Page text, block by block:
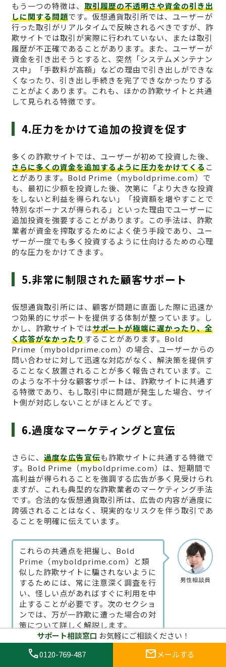
もう一つの特徴は、 取引履歴の不透明さや資金の引き出
しに関する問題です。仮想通貨取引所では、ユーザーが
行った取引がリアルタイムで反映されるべきですが、詐
欺サイトでは取引が実際に行われていない、または取引
履歴が不正確であることがあります。また、ユーザーが
資金を引き出そうとすると、突然「システムメンテナン
ス中」「手数料が高額」などの理由で引き出しができな
くなったり、引き出し手続きを完了できなかったりする
ことがよくあります。これも、ほかの詐欺サイトと共通
して見られる特徴です。
4.圧力をかけて追加の投資を促す
多くの詐欺サイトでは、ユーザーが初めて投資した後、
さらに多くの資金を追加するように圧力をかけてくるこ
とがあります。Bold Prime（myboldprime.com）で
も、最初に少額を投資した後、次第に「より大きな投資
をしないと利益を得られない」「投資額を増やすことで
特別なボーナスが得られる」といった理由でユーザーに
追加投資を強要することがあります。この手法は、詐欺
業者が資金を搾取するためによく使う手段であり、ユー
ザーが一度でも多く投資するように仕向けるための心理
的な圧力をかけてきます。
5.非常に制限された顧客サポート
仮想通貨取引所には、顧客が問題に直面した際に迅速か
つ効果的にサポートを提供する体制が整っています。し
かし、詐欺サイトではサポートが極端に遅かったり、全
く応答がなかったりすることがあります。Bold
Prime（myboldprime.com）の場合、ユーザーからの
問い合わせに対して迅速な対応がなく、解決策を提供す
ることなく放置されることが多く報告されています。こ
のような不十分な顧客サポートは、詐欺サイトに共通す
る特徴であり、もし取引中に問題が発生した場合、サイ
ト側が対応しないことがほとんどです。
6.過度なマーケティングと宣伝
さらに、 過度な広告宣伝も詐欺サイトに共通する特徴で
す。Bold Prime（myboldprime.com）は、短期間で
高利益が得られることを強調する広告が多く見受けられ
ますが、これも典型的な詐欺業者のマーケティング手法
です。合法的な仮想通貨取引所は、広告の内容が過度に
誇張されることはなく、現実的なリスクを伴う取引であ
ることを明確に伝えています。
男性相談員
これらの共通点を把握し、Bold
Prime（myboldprime.com）と類
似した詐欺サイトに騙されないように
するためには、常に注意深く調査を行
い、怪しい点があればすぐに利用を中
止することが必要です。次のセクショ
ンでは、万が一詐欺に遭った場合の対
策について詳しく解説します。
サポート相談窓口 お気軽にご相談ください！
call0120-769-487 mail メールする